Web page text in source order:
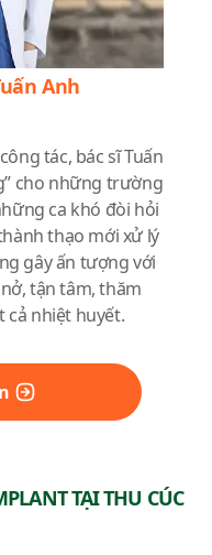
Anh
tác, bác sĩ Tuấn
cho những trường
ca khó đòi hỏi
thạo mới xử lý
gây ấn tượng với
tận tâm, thăm
cả nhiệt huyết.
TẠI THU CÚC